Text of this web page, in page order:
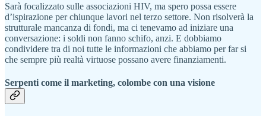
Sarà focalizzato sulle associazioni HIV, ma spero possa essere
d’ispirazione per chiunque lavori nel terzo settore. Non risolverà la
strutturale mancanza di fondi, ma ci tenevamo ad iniziare una
conversazione: i soldi non fanno schifo, anzi. E dobbiamo
condividere tra di noi tutte le informazioni che abbiamo per far si
che sempre più realtà virtuose possano avere finanziamenti.
Serpenti come il marketing, colombe con una visione